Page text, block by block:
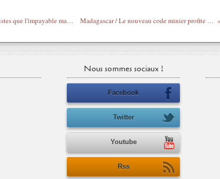
Les Gabonais sont moins racistes que l'impayable mais très achetable Jeune à Fric (#MarcOna) Madagascar / Le nouveau code minier profite à tous sauf aux Malgaches... (#Tany)
Nous sommes sociaux !
Facebook
Twitter
Youtube
Rss